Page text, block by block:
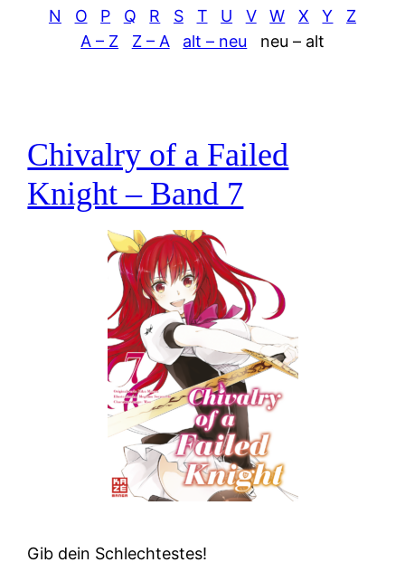
N
O P Q R S T U V W X Y
Z
A – Z
Z – A alt – neu neu – alt
Chivalry of a Failed
Knight – Band 7
Gib dein Schlechtestes!